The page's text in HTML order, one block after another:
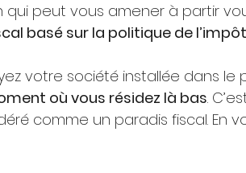
qui peut vous amener à partir
basé sur la politique de
votre société installée dans le
où vous résidez là bas.
comme un paradis fiscal. En